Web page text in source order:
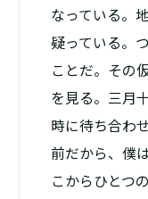
なっている。
疑っている。
ことだ。その
を見る。三月
時に待ち合わ
前だから、僕
こからひとつ